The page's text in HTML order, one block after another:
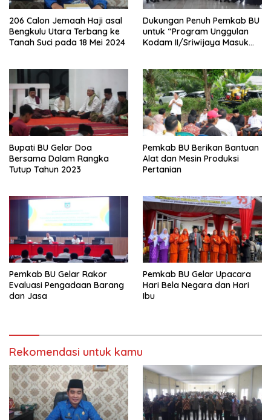
206 Calon Jemaah Haji asal
Bengkulu Utara Terbang ke
Tanah Suci pada 18 Mei 2024
Dukungan Penuh Pemkab BU
untuk “Program Unggulan
Kodam II/Sriwijaya Masuk
Bupati BU Gelar Doa
Bersama Dalam Rangka
Tutup Tahun 2023
Pemkab BU Berikan Bantuan
Alat dan Mesin Produksi
Pertanian
Pemkab BU Gelar Rakor
Evaluasi Pengadaan Barang
dan Jasa
Pemkab BU Gelar Upacara
Hari Bela Negara dan Hari
Ibu
Rekomendasi untuk kamu